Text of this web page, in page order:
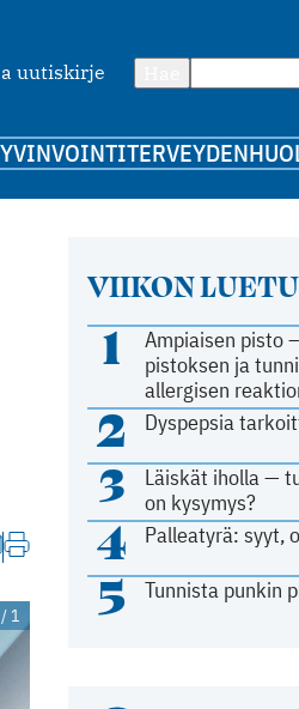
uutiskirje
VIIKON
1
Ampiaisen pisto
pistoksen ja
allergisen
2 Dyspepsia
3
Läiskät iholla —
on kysymys?
4 Palleatyrä: syyt,
5 Tunnista punkin
1